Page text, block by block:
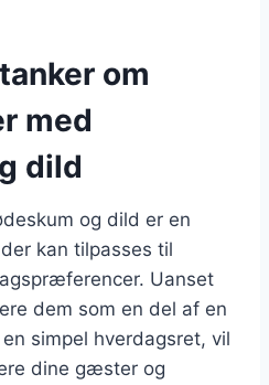
om
med
dild
og dild er en
kan tilpasses til
Uanset
dem som en del af en
simpel hverdagsret, vil
dine gæster og